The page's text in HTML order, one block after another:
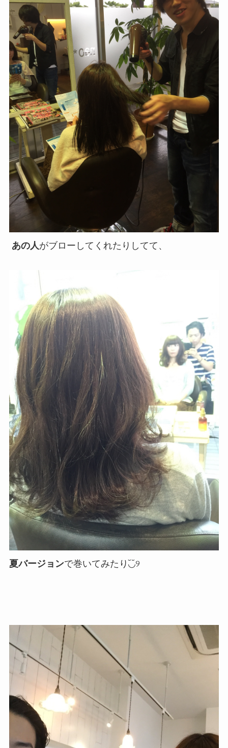
あの人 がブローしてくれたりしてて、
夏バージョンで巻いてみたり◟̆◞̆୨